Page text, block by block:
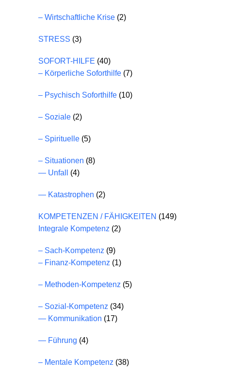
– Wirtschaftliche Krise (2)
STRESS (3)
SOFORT-HILFE (40)
– Körperliche Soforthilfe (7)
– Psychisch Soforthilfe (10)
– Soziale (2)
– Spirituelle (5)
– Situationen (8)
— Unfall
(4)
— Katastrophen (2)
KOMPETENZEN / FÄHIGKEITEN (149)
Integrale Kompetenz (2)
– Sach-Kompetenz (9)
– Finanz-Kompetenz (1)
– Methoden-Kompetenz (5)
– Sozial-Kompetenz (34)
— Kommunikation (17)
— Führung (4)
– Mentale Kompetenz (38)